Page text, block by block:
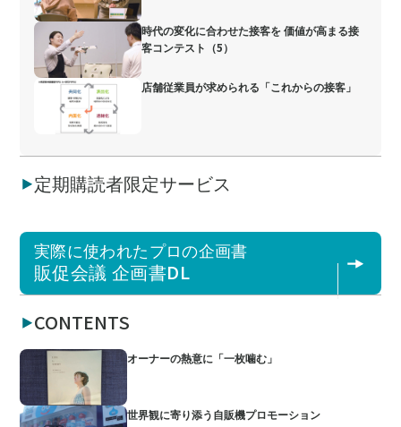
時代の変化に合わせた接客を 価値が高まる接
客コンテスト（5）
店舗従業員が求められる「これからの接客」
定期購読者限定サービス
実際に使われたプロの企画書
販促会議 企画書DL
CONTENTS
オーナーの熱意に「一枚噛む」
世界観に寄り添う自販機プロモーション